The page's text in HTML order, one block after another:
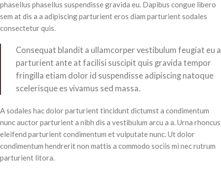
phasellus phasellus suspendisse gravida eu. Dapibus congue libero
sem at dis a a adipiscing parturient eros diam parturient sodales
consectetur quis.
Consequat blandit a ullamcorper vestibulum feugiat eu a
parturient ante at facilisi suscipit quis gravida tempor
fringilla etiam dolor id suspendisse adipiscing natoque
scelerisque es vivamus sed massa.
A sodales hac dolor parturient tincidunt dictumst a condimentum
nunc auctor parturient a nibh dis a vestibulum arcu a a. Urna rhoncus
eleifend parturient condimentum et vulputate nunc. Ut dolor
condimentum hendrerit non mattis a commodo sociis mi nec rutrum
parturient litora.